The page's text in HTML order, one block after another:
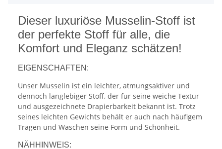
Dieser luxuriöse Musselin-Stoff ist
der perfekte Stoff für alle, die
Komfort und Eleganz schätzen!
EIGENSCHAFTEN:
Unser Musselin ist ein leichter, atmungsaktiver und
dennoch langlebiger Stoff, der für seine weiche Textur
und ausgezeichnete Drapierbarkeit bekannt ist. Trotz
seines leichten Gewichts behält er auch nach häufigem
Tragen und Waschen seine Form und Schönheit.
NÄHHINWEIS: